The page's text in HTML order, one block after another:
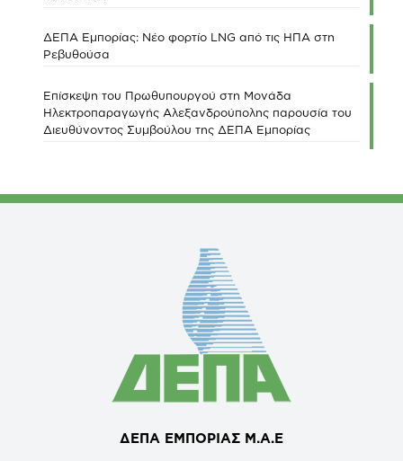
ΔΕΠΑ Εμπορίας: Νέο φορτίο LNG από τις ΗΠΑ στη
Ρεβυθούσα
Επίσκεψη του Πρωθυπουργού στη Μονάδα
Ηλεκτροπαραγωγής Αλεξανδρούπολης παρουσία του
Διευθύνοντος Συμβούλου της ΔΕΠΑ Εμπορίας
ΔΕΠΑ ΕΜΠΟΡΙΑΣ Μ.Α.Ε